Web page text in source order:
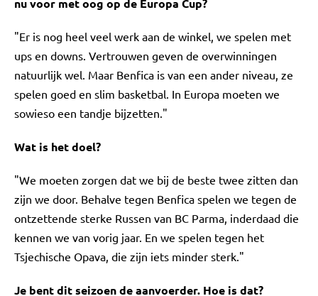
nu voor met oog op de Europa Cup?
"Er is nog heel veel werk aan de winkel, we spelen met
ups en downs. Vertrouwen geven de overwinningen
natuurlijk wel. Maar Benfica is van een ander niveau, ze
spelen goed en slim basketbal. In Europa moeten we
sowieso een tandje bijzetten."
Wat is het doel?
"We moeten zorgen dat we bij de beste twee zitten dan
zijn we door. Behalve tegen Benfica spelen we tegen de
ontzettende sterke Russen van BC Parma, inderdaad die
kennen we van vorig jaar. En we spelen tegen het
Tsjechische Opava, die zijn iets minder sterk."
Je bent dit seizoen de aanvoerder. Hoe is dat?